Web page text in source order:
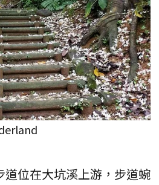
道位在大坑溪上游，步道蜿